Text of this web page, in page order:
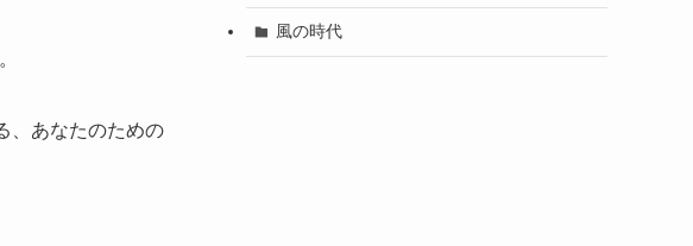
、あなたのための
風の時代